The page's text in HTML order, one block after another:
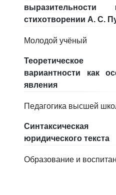
стихотворении А. С.
Молодой учёный
вариантности как
явления
Педагогика высшей
юридического текста
Образование и